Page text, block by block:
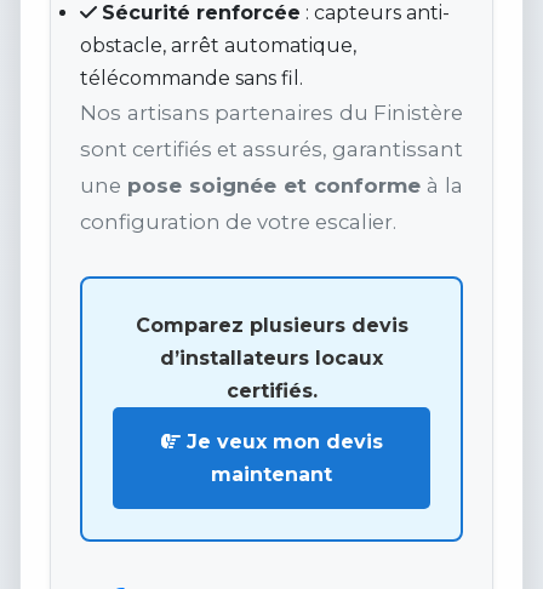
Sécurité renforcée : capteurs anti-
obstacle, arrêt automatique,
télécommande sans fil.
Nos artisans partenaires du Finistère
sont certifiés et assurés, garantissant
une pose soignée et conforme à la
configuration de votre escalier.
Comparez plusieurs devis
d’installateurs locaux
certifiés.
Je veux mon devis
maintenant